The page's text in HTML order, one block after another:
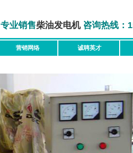
专业销售柴油发电机咨询热线：
营销网络 诚聘英才